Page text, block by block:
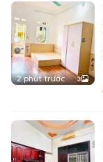
2 phút trước 3